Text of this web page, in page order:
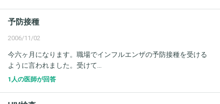
予防接種
2006/11/02
今六ヶ月になります。職場でインフルエンザの予防接種を受ける
ように言われました。受けて...
1人の医師が回答